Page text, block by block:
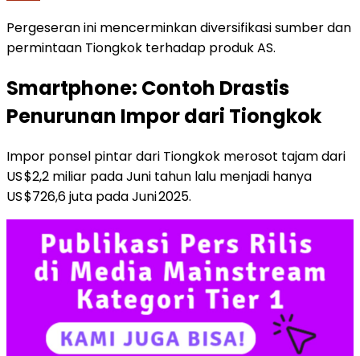
Pergeseran ini mencerminkan diversifikasi sumber dan
permintaan Tiongkok terhadap produk AS.
Smartphone: Contoh Drastis
Penurunan Impor dari Tiongkok
Impor ponsel pintar dari Tiongkok merosot tajam dari
US $2,2 miliar pada Juni tahun lalu menjadi hanya
US $726,6 juta pada Juni 2025.